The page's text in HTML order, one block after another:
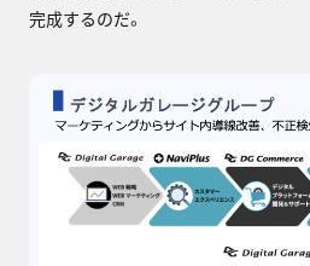
完成するのだ。